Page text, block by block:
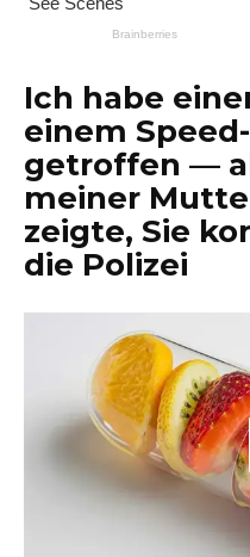
Ich habe
einem
getroffen —
meiner
zeigte, Sie
die Polizei